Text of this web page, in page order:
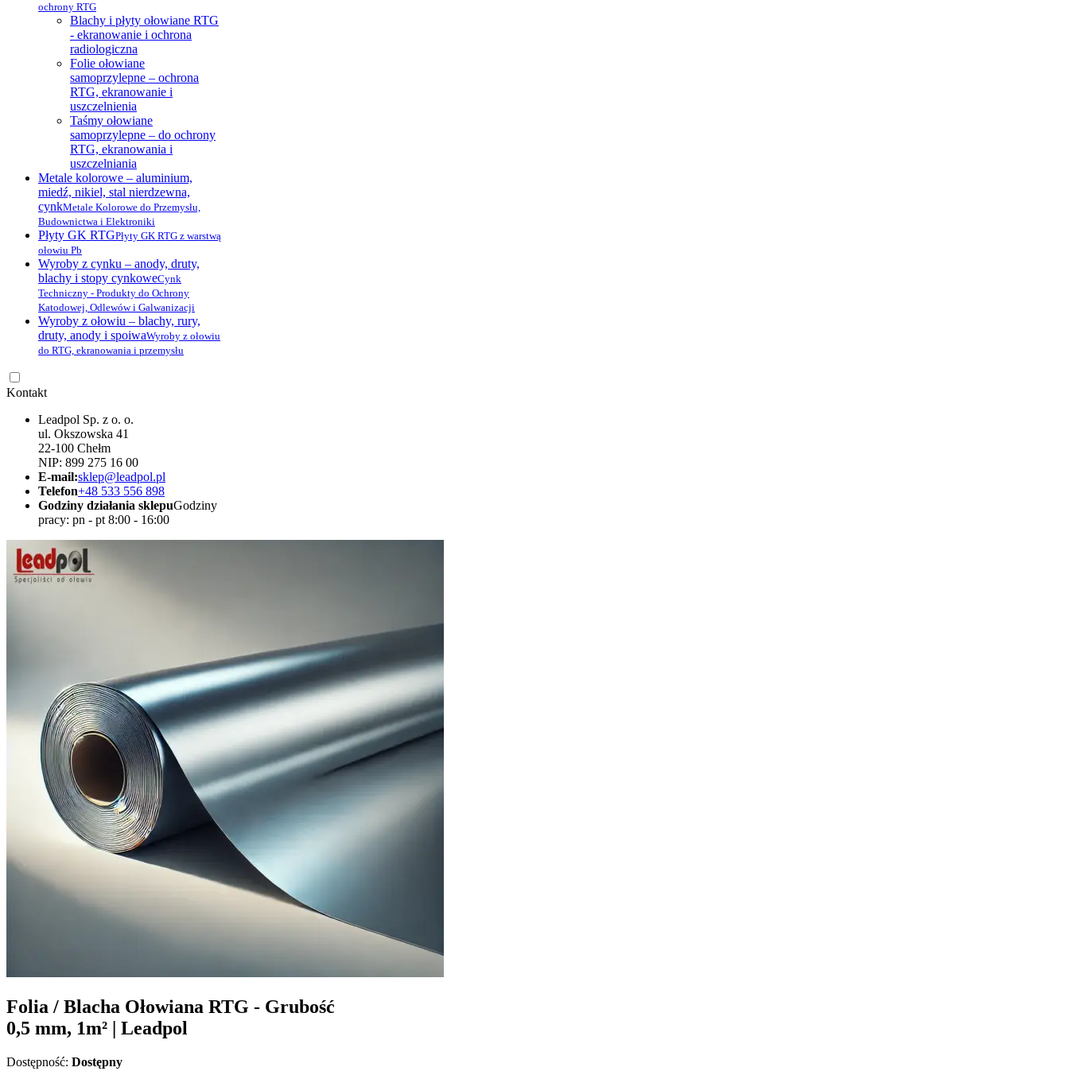
ochrony RTG
Blachy i płyty ołowiane RTG
- ekranowanie i ochrona
radiologiczna
Folie ołowiane
samoprzylepne – ochrona
RTG, ekranowanie i
uszczelnienia
Taśmy ołowiane
samoprzylepne – do ochrony
RTG, ekranowania i
uszczelniania
Metale kolorowe – aluminium,
miedź, nikiel, stal nierdzewna,
cynkMetale Kolorowe do Przemysłu,
Budownictwa i Elektroniki
Płyty GK RTGPłyty GK RTG z warstwą
ołowiu Pb
Wyroby z cynku – anody, druty,
blachy i stopy cynkoweCynk
Techniczny - Produkty do Ochrony
Katodowej, Odlewów i Galwanizacji
Wyroby z ołowiu – blachy, rury,
druty, anody i spoiwaWyroby z ołowiu
do RTG, ekranowania i przemysłu
Kontakt
Leadpol Sp. z o. o.
ul. Okszowska 41
22-100 Chełm
NIP: 899 275 16 00
E-mail:sklep@leadpol.pl
Telefon+48 533 556 898
Godziny działania sklepuGodziny
pracy: pn - pt 8:00 - 16:00
Folia / Blacha Ołowiana RTG - Grubość
0,5 mm, 1m² | Leadpol
Dostępność: Dostępny